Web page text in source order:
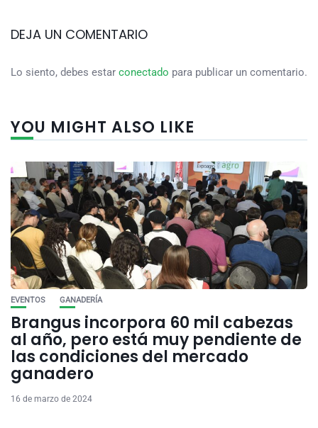
DEJA UN COMENTARIO
Lo siento, debes estar conectado para publicar un comentario.
YOU MIGHT ALSO LIKE
EVENTOS GANADERÍA
Brangus incorpora 60 mil cabezas
al año, pero está muy pendiente de
las condiciones del mercado
ganadero
16 de marzo de 2024